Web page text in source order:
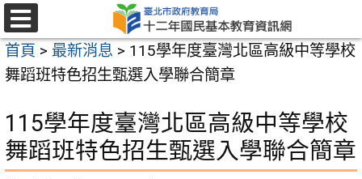
跳
至
主
要
容
區
選
單
首頁 > 最新消息 > 115學年度臺灣北區高級中等學校
舞蹈班特色招生甄選入學聯合簡章
115學年度臺灣北區高級中等學校
舞蹈班特色招生甄選入學聯合簡章